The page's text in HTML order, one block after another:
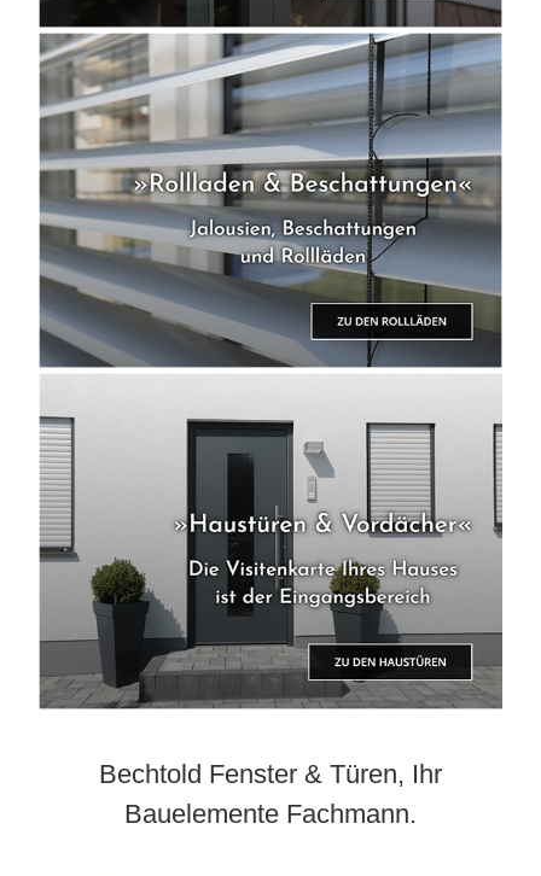
Bechtold Fenster & Türen, Ihr
Bauelemente Fachmann.